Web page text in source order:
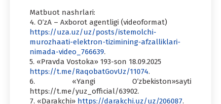
Matbuot nashrlari:
4. O‘zA – Axborot agentligi (videoformat)
https://uza.uz/uz/posts/istemolchi-
murozhaati-elektron-tizimining-afzalliklari-
nimada-video_766639.
5. «Pravda Vostoka» 193-son 18.09.2025
https://t.me/RaqobatGovUz/11074.
6. «Yangi O‘zbekiston»sayti
https://t.me/yuz_official/63902.
7. «Darakchi» https://darakchi.uz/uz/206087.